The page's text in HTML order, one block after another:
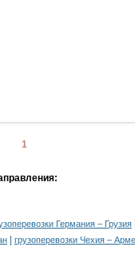
1
Германия – Грузия
грузоперевозки Чехия –